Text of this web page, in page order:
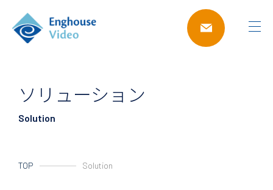
ソリューション
Solution
TOP Solution